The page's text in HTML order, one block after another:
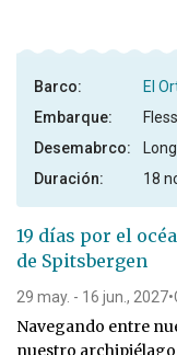
19 días por el
de Spitsbergen
29 may. - 16 jun., 2027•
Navegando entre
nuestro archipiélago
Barco:
El
Embarque:
Desemabrco:
Duración:
18